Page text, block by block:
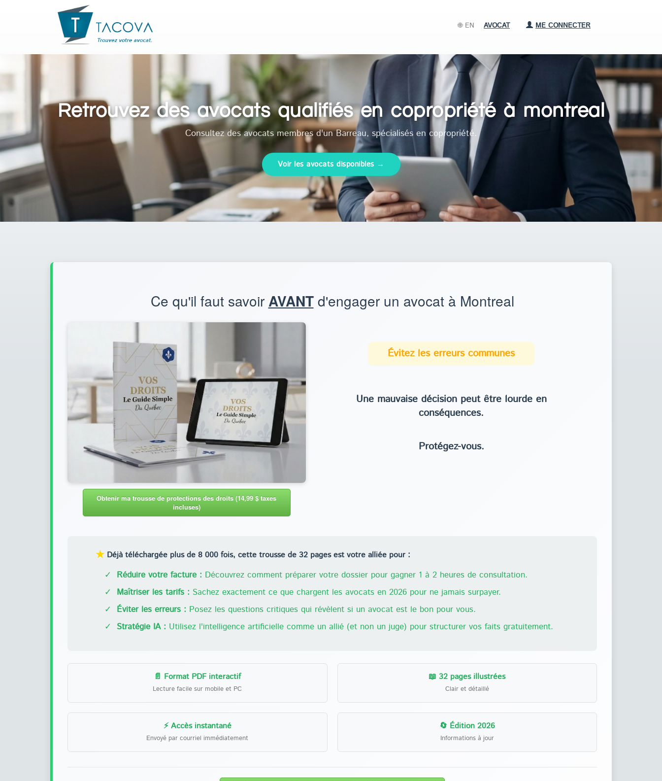
🌐 EN AVOCAT ME CONNECTER
Retrouvez des avocats qualifiés en copropriété à montreal
Consultez des avocats membres d'un Barreau, spécialisés en copropriété.
Voir les avocats disponibles →
Ce qu'il faut savoir AVANTd'engager un avocat à Montreal
Obtenir ma trousse de protections des droits (14,99 $ taxes
incluses)
Évitez les erreurs communes
Une mauvaise décision peut être lourde en
conséquences.
Protégez-vous.
★ Déjà téléchargée plus de 8 000 fois, cette trousse de 32 pages est votre alliée pour :
✓ Réduire votre facture : Découvrez comment préparer votre dossier pour gagner 1 à 2 heures de consultation.
✓ Maîtriser les tarifs : Sachez exactement ce que chargent les avocats en 2026 pour ne jamais surpayer.
✓ Éviter les erreurs : Posez les questions critiques qui révèlent si un avocat est le bon pour vous.
✓ Stratégie IA : Utilisez l'intelligence artificielle comme un allié (et non un juge) pour structurer vos faits gratuitement.
📄 Format PDF interactif
Lecture facile sur mobile et PC
📖 32 pages illustrées
Clair et détaillé
⚡ Accès instantané
Envoyé par courriel immédiatement
🔄 Édition 2026
Informations à jour